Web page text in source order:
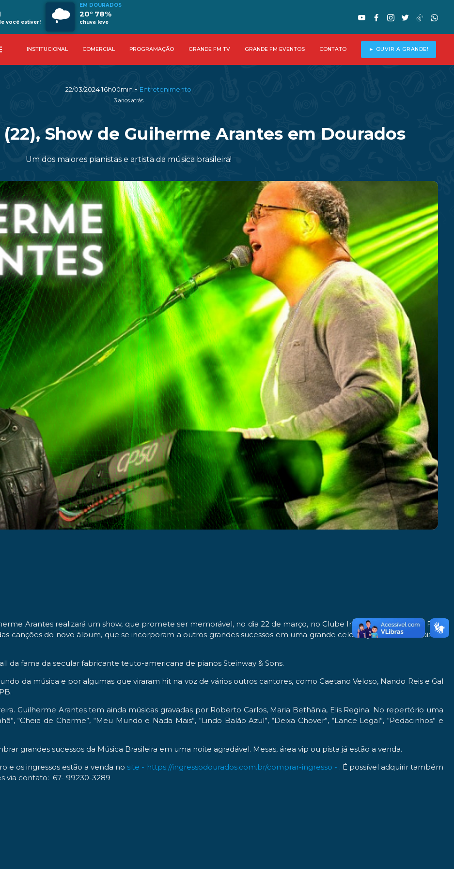
você estiver!
EM DOURADOS
20° 78%
chuva leve
INSTITUCIONAL COMERCIAL PROGRAMAÇÃO GRANDE FM TV GRANDE FM EVENTOS CONTATO ► OUVIR A GRANDE!
22/03/2024 16h00min - Entretenimento
3 anos atrás
Show de Guiherme Arantes em Dourados
Um dos maiores pianistas e artista da música brasileira!
Arantes realizará um show, que promete ser memorável, no dia 22 de março, no Clube Indaiá em Dourados. Para
canções do novo álbum, que se incorporam a outros grandes sucessos em uma grande celebração aos seus mais de
da fama da secular fabricante teuto-americana de pianos Steinway & Sons.
da música e por algumas que viraram hit na voz de vários outros cantores, como Caetano Veloso, Nando Reis e Gal
Guilherme Arantes tem ainda músicas gravadas por Roberto Carlos, Maria Bethânia, Elis Regina. No repertório uma
“Cheia de Charme”, “Meu Mundo e Nada Mais”, “Lindo Balão Azul”, “Deixa Chover”, “Lance Legal”, “Pedacinhos” e
grandes sucessos da Música Brasileira em uma noite agradável. Mesas, área vip ou pista já estão a venda.
e os ingressos estão a venda no site - https://ingressodourados.com.br/comprar-ingresso - . É possível adquirir também
via contato: 67- 99230-3289